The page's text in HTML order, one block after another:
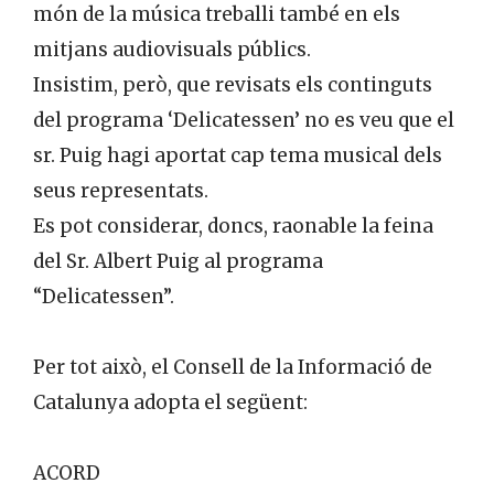
món de la música treballi també en els
mitjans audiovisuals públics.
Insistim, però, que revisats els continguts
del programa ‘Delicatessen’ no es veu que el
sr. Puig hagi aportat cap tema musical dels
seus representats.
Es pot considerar, doncs, raonable la feina
del Sr. Albert Puig al programa
“Delicatessen”.
Per tot això, el Consell de la Informació de
Catalunya adopta el següent:
ACORD